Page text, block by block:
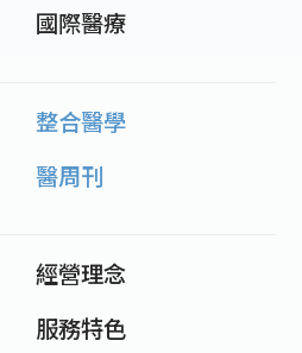
國際醫療
整合醫學
醫周刊
經營理念
服務特色